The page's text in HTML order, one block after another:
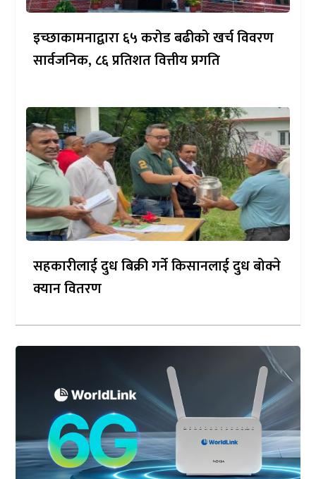
इच्छाकामनाद्वारा ६५ करोड बढीको खर्च विवरण
सार्वजनिक, ८६ प्रतिशत वित्तीय प्रगति
सहकारीलाई दुध बिक्री गर्ने किसानलाई दुध बोक्ने
क्यान वितरण